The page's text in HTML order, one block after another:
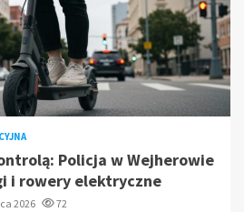
Policja w Wejherowie
i rowery elektryczne
2026 72